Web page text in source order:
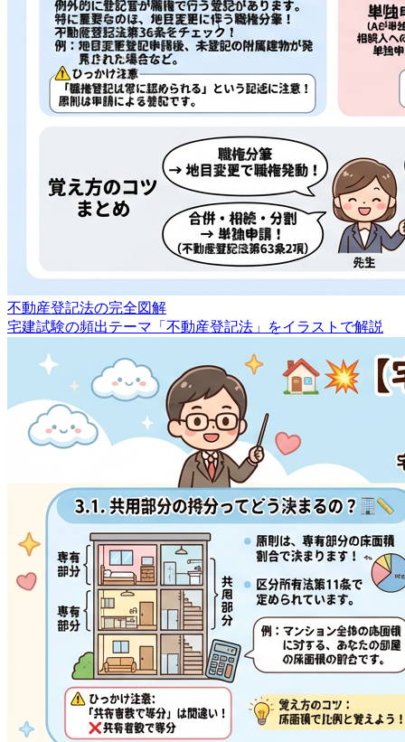
不動産登記法の完全図解
宅建試験の頻出テーマ「不動産登記法」をイラストで解説